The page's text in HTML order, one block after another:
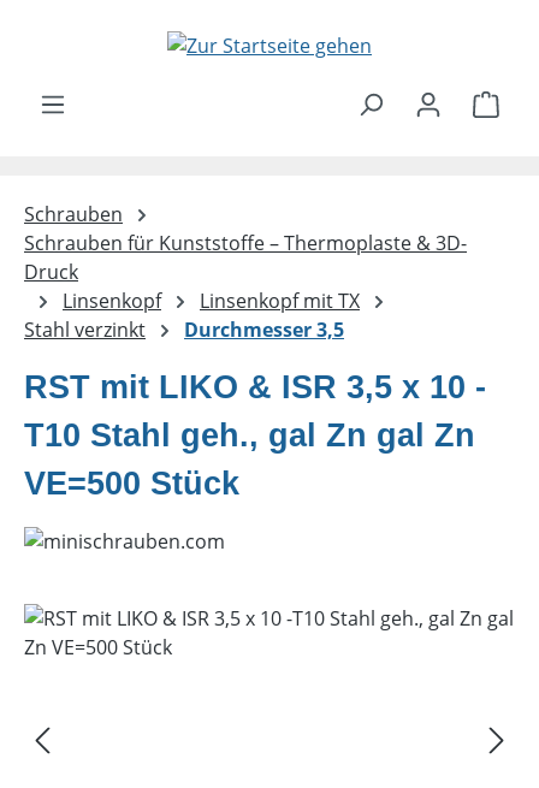
Zum Hauptinhalt springen
Schrauben
Schrauben für Kunststoffe – Thermoplaste & 3D-
Druck
Linsenkopf
Linsenkopf mit TX
Stahl verzinkt
Durchmesser 3,5
RST mit LIKO & ISR 3,5 x 10 -
T10 Stahl geh., gal Zn gal Zn
VE=500 Stück
Bildergalerie überspringen